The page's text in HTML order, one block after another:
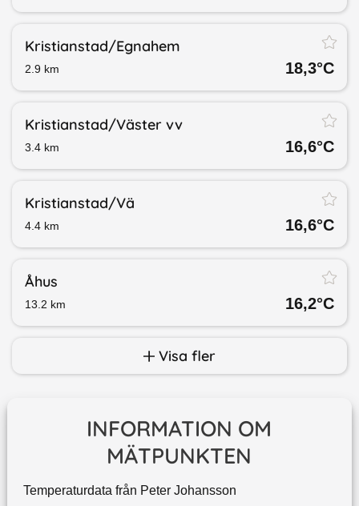
Kristianstad/​Egnahem
2.9 km 18,3°C
Kristianstad/​Väster vv
3.4 km 16,6°C
Kristianstad/​Vä
4.4 km 16,6°C
Åhus
13.2 km 16,2°C
Visa fler
INFORMATION OM
MÄTPUNKTEN
Temperaturdata från Peter Johansson